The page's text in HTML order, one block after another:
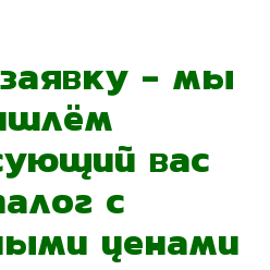
- мы
вас
с
ценами